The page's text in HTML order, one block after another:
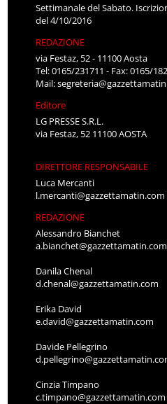
Settimanale del Sabato.
del 4/10/2016
REDAZIONE
via Festaz, 52 - 11100 Aosta
Tel: 0165/231711 - Fax: 0165/
Mail:
Editore
LG PRESSE S.R.L.
via Festaz, 52 11100 AOSTA
DIRETTORE RESPONSABILE
Luca Mercanti
l.mercanti@gazzettamatin.com
REDAZIONE
Alessandro Bianchet
a.bianchet@gazzettamatin.com
Danila Chenal
d.chenal@gazzettamatin.com
Erika David
e.david@gazzettamatin.com
Davide Pellegrino
Cinzia Timpano
c.timpano@gazzettamatin.com